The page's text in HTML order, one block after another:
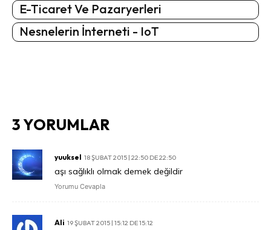
E-Ticaret Ve Pazaryerleri
Nesnelerin İnterneti - IoT
3 YORUMLAR
yuuksel 18 ŞUBAT 2015 | 22:50 DE 22:50
aşı sağlıklı olmak demek değildir
Yorumu Cevapla
Ali 19 ŞUBAT 2015 | 15:12 DE 15:12